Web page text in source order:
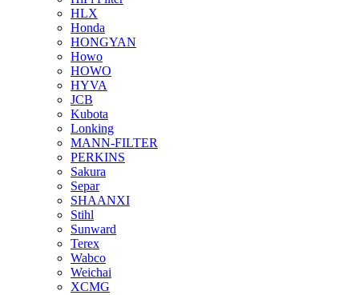
HLX
Honda
HONGYAN
Howo
HOWO
HYVA
JCB
Kubota
Lonking
MANN-FILTER
PERKINS
Sakura
Separ
SHAANXI
Stihl
Sunward
Terex
Wabco
Weichai
XCMG